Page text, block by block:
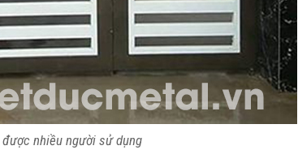
nhiều người sử dụng